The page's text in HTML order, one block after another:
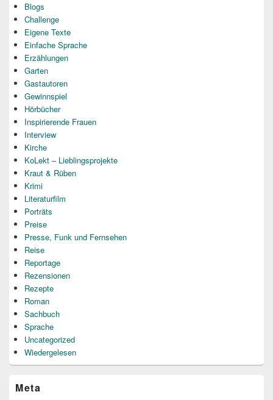
Blogs
Challenge
Eigene Texte
Einfache Sprache
Erzählungen
Garten
Gastautoren
Gewinnspiel
Hörbücher
Inspirierende Frauen
Interview
Kirche
KoLekt – Lieblingsprojekte
Kraut & Rüben
Krimi
Literaturfilm
Porträts
Preise
Presse, Funk und Fernsehen
Reise
Reportage
Rezensionen
Rezepte
Roman
Sachbuch
Sprache
Uncategorized
Wiedergelesen
Meta